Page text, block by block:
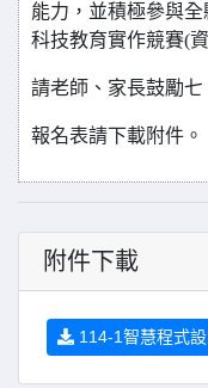
能力，並積極參與
科技教育實作競賽(
請老師、家長鼓勵七
報名表請下載附件。
附件下載
114-1智慧程式